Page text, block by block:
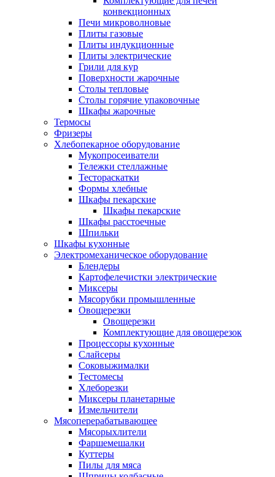
конвекционных
Печи микроволновые
Плиты газовые
Плиты индукционные
Плиты электрические
Грили для кур
Поверхности жарочные
Столы тепловые
Столы горячие упаковочные
Шкафы жарочные
Термосы
Фризеры
Хлебопекарное оборудование
Мукопросеиватели
Тележки стеллажные
Тестораскатки
Формы хлебные
Шкафы пекарские
Шкафы пекарские
Шкафы расстоечные
Шпильки
Шкафы кухонные
Электромеханическое оборудование
Блендеры
Картофелечистки электрические
Миксеры
Мясорубки промышленные
Овощерезки
Овощерезки
Комплектующие для овощерезок
Процессоры кухонные
Слайсеры
Соковыжималки
Тестомесы
Хлеборезки
Миксеры планетарные
Измельчители
Мясоперерабатывающее
Мясорыхлители
Фаршемешалки
Куттеры
Пилы для мяса